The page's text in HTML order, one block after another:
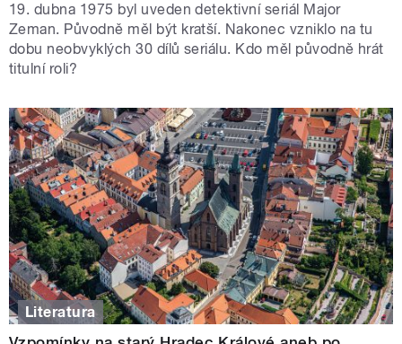
19. dubna 1975 byl uveden detektivní seriál Major
Zeman. Původně měl být kratší. Nakonec vzniklo na tu
dobu neobvyklých 30 dílů seriálu. Kdo měl původně hrát
titulní roli?
Literatura